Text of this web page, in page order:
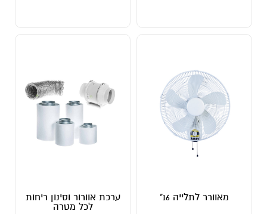
מאוורר לתלייה 16"
ערכת אוורור וסינון ריחות
לכל מטרה